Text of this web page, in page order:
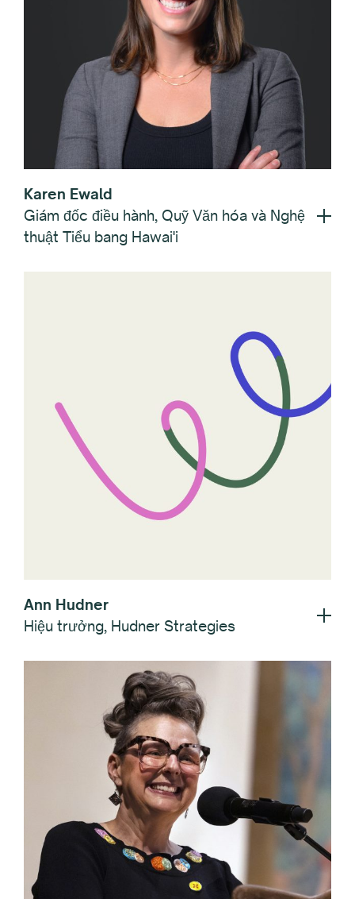
Karen Ewald
Giám đốc điều hành, Quỹ Văn hóa và Nghệ
thuật Tiểu bang Hawai'i
Ann Hudner
Hiệu trưởng, Hudner Strategies